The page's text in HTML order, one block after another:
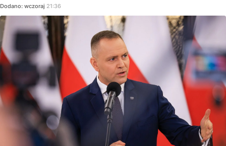
Dodano: wczoraj 21:36